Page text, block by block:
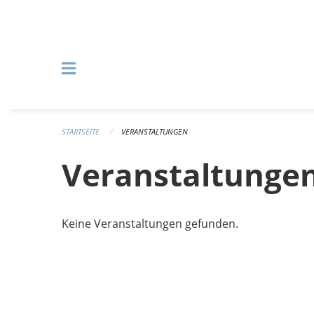
STARTSEITE VERANSTALTUNGEN
Keine Veranstaltungen gefunden.